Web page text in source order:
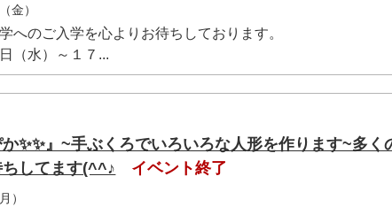
金）
のご入学を心よりお待ちしております。
水）～１７...
か✨✨』~手ぶくろでいろいろな人形を作ります~多く
してます(^^♪
イベント終了
）